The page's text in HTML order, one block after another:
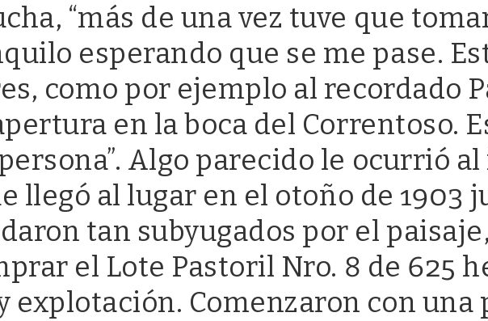
“más de una vez tuve que
esperando que se me pase.
como por ejemplo al recordado
en la boca del Correntoso.
Algo parecido le ocurrió
llegó al lugar en el otoño de 1903
tan subyugados por el
el Lote Pastoril Nro. 8 de 625
explotación. Comenzaron con una